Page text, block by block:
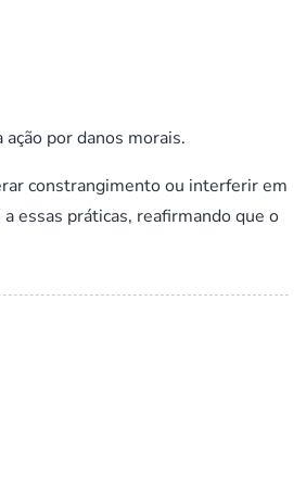
por danos morais.
constrangimento ou interferir em
essas práticas, reafirmando que o